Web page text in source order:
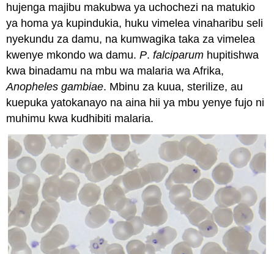
hujenga majibu makubwa ya uchochezi na matukio
ya homa ya kupindukia, huku vimelea vinaharibu seli
nyekundu za damu, na kumwagika taka za vimelea
kwenye mkondo wa damu.P.falciparum hupitishwa
kwa binadamu na mbu wa malaria wa Afrika,
Anopheles gambiae. Mbinu za kuua, sterilize, au
kuepuka yatokanayo na aina hii ya mbu yenye fujo ni
muhimu kwa kudhibiti malaria.